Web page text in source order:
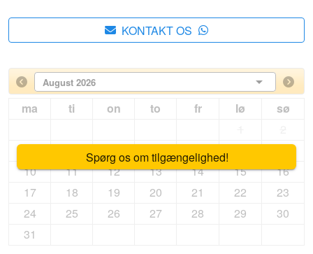
KONTAKT OS
Spørg os om tilgængelighed!
August 2026
ma ti on to fr lø
sø
6 7
10
11 12 13 14 15
16
17
18 19 20 21 22
23
24
25 26 27 28 29
30
31